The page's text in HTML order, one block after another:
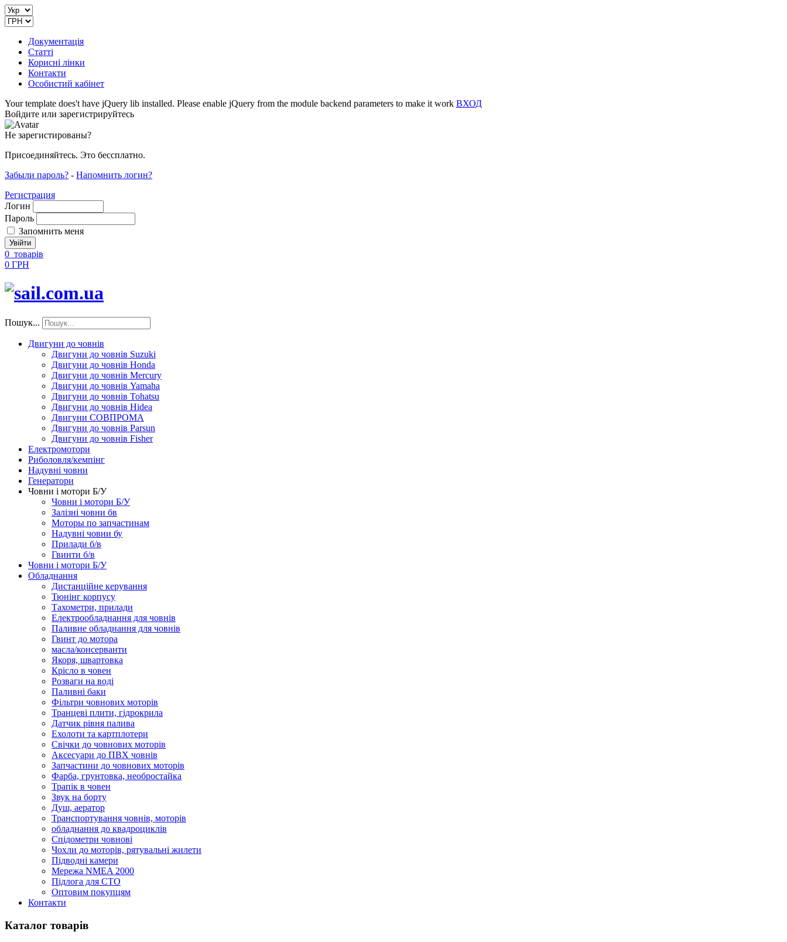
Документація
Статті
Корисні лінки
Контакти
Особистий кабінет
Your template does't have jQuery lib installed. Please enable jQuery from the module backend parameters to make it work ВХОД
Войдите или зарегистрируйтесь
Не зарегистированы?
Присоединяйтесь. Это бессплатно.
Забыли пароль? - Напомнить логин?
Регистрация
Логин
Пароль
Запомнить меня
0 товарів
0 ГРН
Пошук...
Двигуни до човнів
Двигуни до човнів Suzuki
Двигуни до човнів Honda
Двигуни до човнів Mercury
Двигуни до човнів Yamaha
Двигуни до човнів Tohatsu
Двигуни до човнів Hidea
Двигуни СОВПРОМА
Двигуни до човнів Parsun
Двигуни до човнів Fisher
Електромотори
Риболовля/кемпінг
Надувні човни
Генератори
Човни і мотори Б/У
Човни і мотори Б/У
Залізні човни бв
Моторы по запчастинам
Надувні човни бу
Прилади б/в
Гвинти б/в
Човни і мотори Б/У
Обладнання
Дистанційне керування
Тюнінг корпусу
Тахометри, прилади
Електрообладнання для човнів
Паливне обладнання для човнів
Гвинт до мотора
масла/консерванти
Якоря, швартовка
Крісло в човен
Розваги на воді
Паливні баки
Фільтри човнових моторів
Транцеві плити, гідрокрила
Датчик рівня палива
Ехолоти та картплотери
Cвічки до човнових моторів
Аксесуари до ПВХ човнів
Запчастини до човнових моторів
Фарба, грунтовка, необростайка
Трапік в човен
Звук на борту
Душ, аератор
Транспортування човнів, моторів
обладнання до квадроциклів
Спідометри човнові
Чохли до моторів, рятувальні жилети
Підводні камери
Мережа NMEA 2000
Підлога для СТО
Оптовим покупцям
Контакти
Каталог товарів